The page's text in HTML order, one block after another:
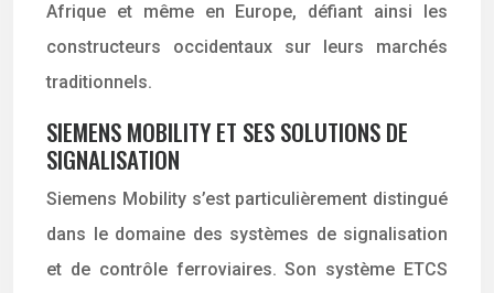
Afrique et même en Europe, défiant ainsi les
constructeurs occidentaux sur leurs marchés
traditionnels.
SIEMENS MOBILITY ET SES SOLUTIONS DE
SIGNALISATION
Siemens Mobility s’est particulièrement distingué
dans le domaine des systèmes de signalisation
et de contrôle ferroviaires. Son système ETCS